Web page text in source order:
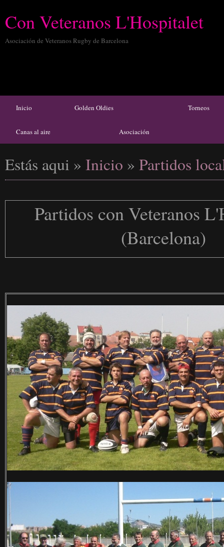
Con Veteranos L'Hospitalet
Asociación de Veteranos Rugby de Barcelona
Inicio Golden Oldies Torneos
Canas al aire Asociación
Estás aqui » Inicio » Partidos
Partidos con Veteranos
(Barcelona)